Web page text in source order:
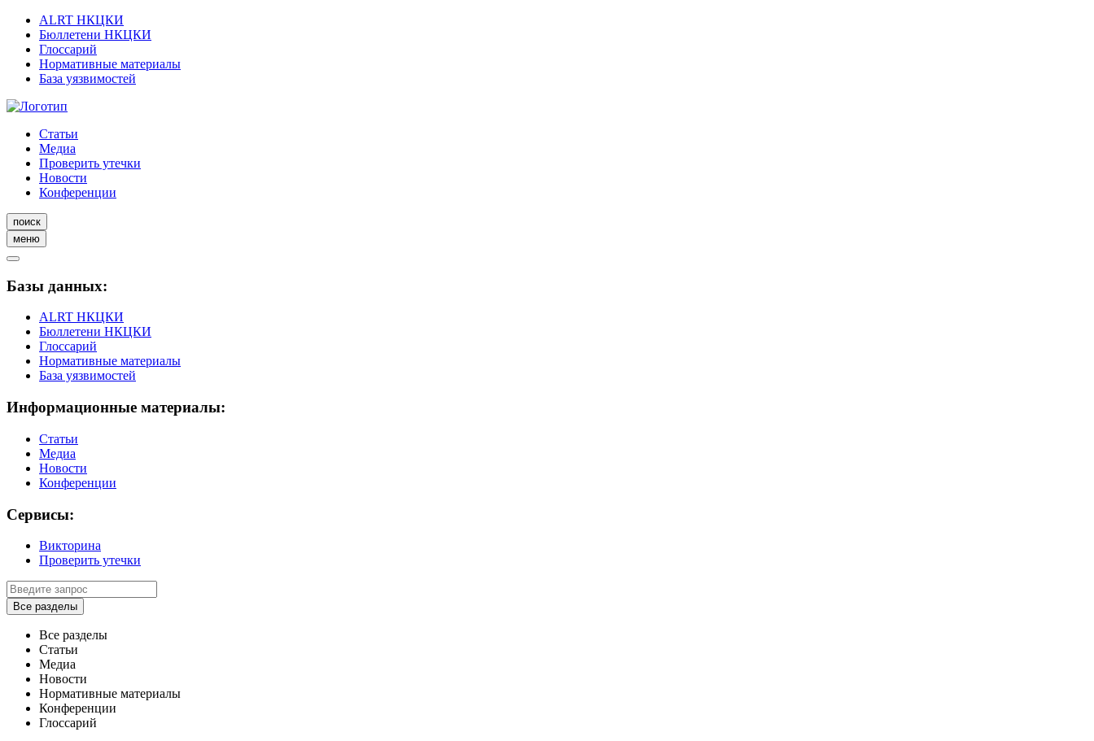
ALRT НКЦКИ
Бюллетени НКЦКИ
Глоссарий
Нормативные материалы
База уязвимостей
Статьи
Медиа
Проверить утечки
Новости
Конференции
поиск
меню
Базы данных:
ALRT НКЦКИ
Бюллетени НКЦКИ
Глоссарий
Нормативные материалы
База уязвимостей
Информационные материалы:
Статьи
Медиа
Новости
Конференции
Сервисы:
Викторина
Проверить утечки
Все разделы
Все разделы
Статьи
Медиа
Новости
Нормативные материалы
Конференции
Глоссарий